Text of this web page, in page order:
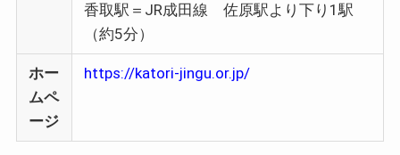
香取駅＝JR成田線 佐原駅より下り1駅
（約5分）
ホー
ムペ
ージ
https://katori-jingu.or.jp/